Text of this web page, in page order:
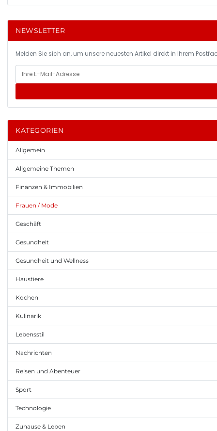
NEWSLETTER
Melden Sie sich an, um unsere neuesten Artikel direkt in Ihrem
KATEGORIEN
Allgemein
Allgemeine Themen
Finanzen & Immobilien
Frauen / Mode
Geschäft
Gesundheit
Gesundheit und Wellness
Haustiere
Kochen
Kulinarik
Lebensstil
Nachrichten
Reisen und Abenteuer
Sport
Technologie
Zuhause & Leben